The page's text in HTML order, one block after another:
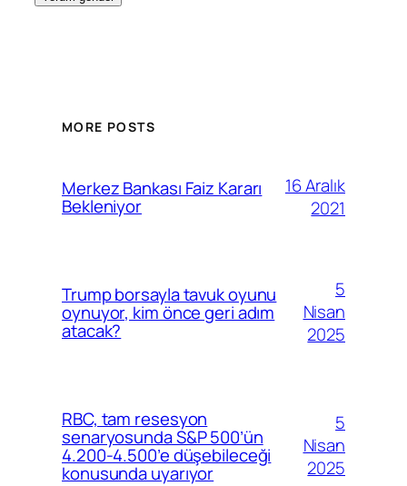
MORE POSTS
Merkez Bankası Faiz Kararı
Bekleniyor
16 Aralık
2021
Trump borsayla tavuk oyunu
oynuyor, kim önce geri adım
atacak?
5
Nisan
2025
RBC, tam resesyon
senaryosunda S&P 500’ün
4.200-4.500’e düşebileceği
konusunda uyarıyor
5
Nisan
2025